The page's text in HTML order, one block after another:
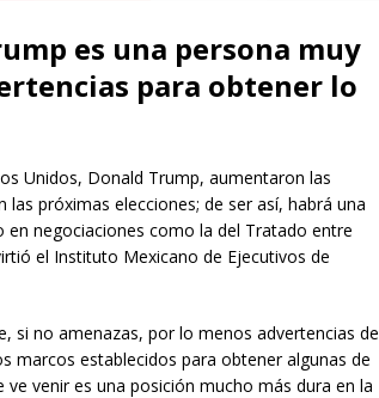
es una persona muy
para obtener lo
Unidos, Donald Trump, aumentaron las
próximas elecciones; de ser así, habrá una
negociaciones como la del Tratado entre
el Instituto Mexicano de Ejecutivos de
si no amenazas, por lo menos advertencias de
marcos establecidos para obtener algunas de
venir es una posición mucho más dura en la